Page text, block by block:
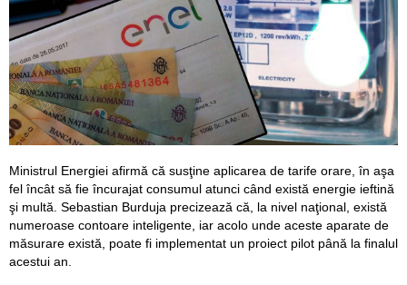
Ministrul Energiei afirmă că susţine aplicarea de tarife orare, în aşa
fel încât să fie încurajat consumul atunci când există energie ieftină
şi multă. Sebastian Burduja precizează că, la nivel naţional, există
numeroase contoare inteligente, iar acolo unde aceste aparate de
măsurare există, poate fi implementat un proiect pilot până la finalul
acestui an.